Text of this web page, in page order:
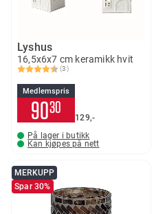
Lyshus
16,5x6x7 cm keramikk hvit
Karakter:
(3)
4.7 av 5 mulige
Medlemspris
9030
129,-
På lager i butikk
Kan kjøpes på nett
MERKUPP
Spar 30%